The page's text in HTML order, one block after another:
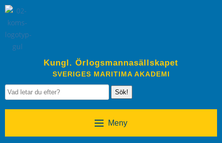
Kungl. Örlogsmannasällskapet
SVERIGES MARITIMA AKADEMI
Sök!
Meny